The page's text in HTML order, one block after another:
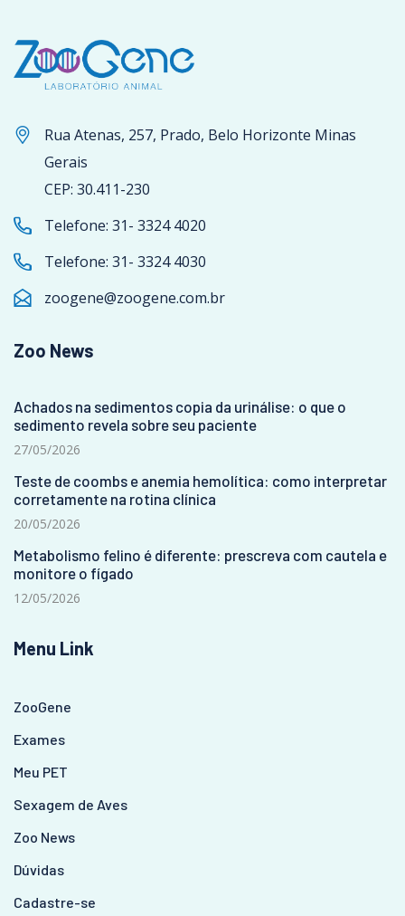
Rua Atenas, 257, Prado, Belo Horizonte Minas
Gerais
CEP: 30.411-230
Telefone: 31- 3324 4020
Telefone: 31- 3324 4030
zoogene@zoogene.com.br
Zoo News
Achados na sedimentos copia da urinálise: o que o
sedimento revela sobre seu paciente
27/05/2026
Teste de coombs e anemia hemolítica: como interpretar
corretamente na rotina clínica
20/05/2026
Metabolismo felino é diferente: prescreva com cautela e
monitore o fígado
12/05/2026
Menu Link
ZooGene
Exames
Meu PET
Sexagem de Aves
Zoo News
Dúvidas
Cadastre-se